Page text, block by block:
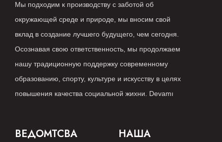
Мы подходим к производству с заботой об
окружающей среде и природе, мы вносим свой
вклад в создание лучшего будущего, чем сегодня.
Осознавая свою ответственность, мы продолжаем
нашу традиционную поддержку современному
образованию, спорту, культуре и искусству в целях
повышения качества социальной жихни. Devamı
ВЕДОМТСВА
НАША